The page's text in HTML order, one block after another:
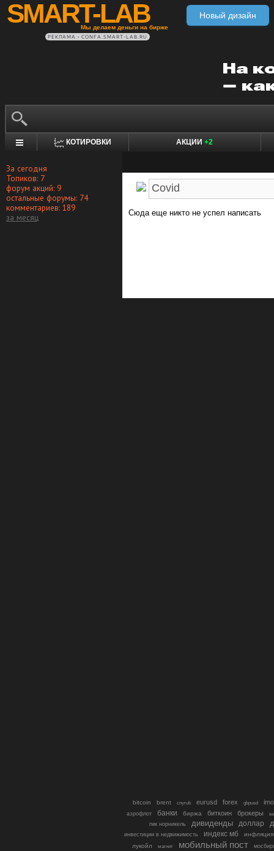
SMART-LAB
Мы делаем деньги на бирже
Новый дизайн
РЕКЛАМА • CONFA.SMART-LAB.RU
КОТИРОВКИ АКЦИИ +2
За сегодня
Топиков: 7
форум акций: 9
остальные форумы: 74
комментариев: 189
за месяц
Сюда еще никто не успел написать
bitcoin brent cnyrub eurusd forex gbpusd
аэрофлот банки биржа биткоин брокеры
гмк норникель
дивиденды доллар
инвестиции в недвижимость индекс мб
инфляция
лукойл
магнит мобильный пост